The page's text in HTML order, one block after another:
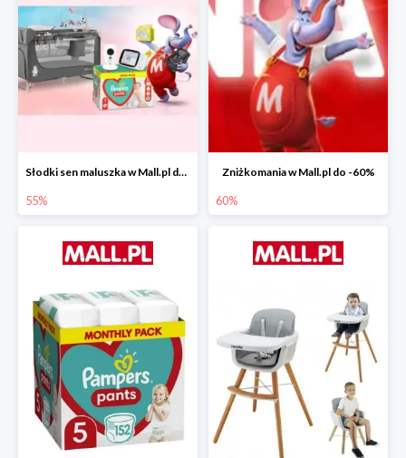
Słodki sen maluszka w Mall.pl do -55%
55%
Zniżkomania w Mall.pl do -60%
60%